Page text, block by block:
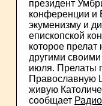
президент
конференции и
экуменизму и
епископской
которое
другими
июля. Прелаты
Православную
живую
сообщает